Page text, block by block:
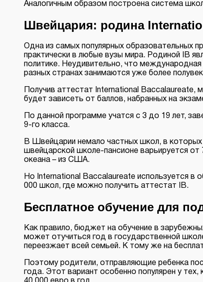
Аналогичным образом построена система
Швейцария: родина
Одна из самых популярных образовательных
практически в любые вузы мира. Родиной IB
политике. Неудивительно, что
разных странах занимаются уже более
Получив аттестат International Baccalaureate,
будет зависеть от баллов, набранных на
По данной программе учатся с 3 до 19 лет,
9-го класса.
В Швейцарии немало частных школ, в
швейцарской школе-пансионе варьируется
океана – из США.
Но International Baccalaureate используется в
000 школ, где можно получить аттестат IB.
Бесплатное обучение для
Как правило, бюджет на обучение в
может отучиться год в государственной
переезжает всей семьей. К тому же на
Поэтому родители, отправляющие ребенка
года. Этот вариант особенно популярен у